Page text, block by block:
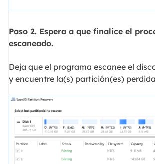
Paso 2. Espera a que finalice el
escaneado.
Deja que el programa escanee el
y encuentre la(s) partición(es)